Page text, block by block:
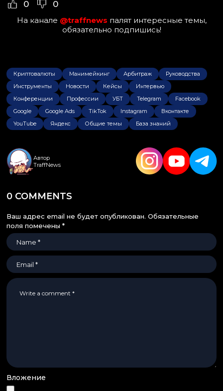
0 0
На канале @traffnews палят интересные темы,
обязательно подпишись!
Криптовалюты Манимейкинг Арбитраж
Руководства
Инструменты
Новости Кейсы
Интервью
Конференции
Профессии УБТ Telegram
Facebook
Google
Google Ads TikTok Instagram
Вконтакте
YouTube
Яндекс Общие темы База знаний
Автор
TraffNews
0 COMMENTS
Ваш адрес email не будет опубликован. Обязательные
поля помечены *
Вложение